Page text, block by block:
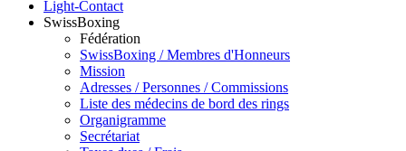
Light-Contact
SwissBoxing
Fédération
SwissBoxing / Membres d'Honneurs
Mission
Adresses / Personnes / Commissions
Liste des médecins de bord des rings
Organigramme
Secrétariat